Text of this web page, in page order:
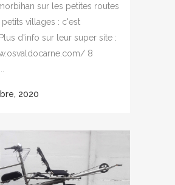
sur les petites routes
villages : c'est
d'info sur leur super site :
8
2020